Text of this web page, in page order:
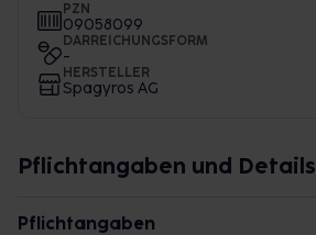
PZN
09058099
DARREICHUNGSFORM
-
HERSTELLER
Spagyros AG
Pflichtangaben und Details
Pflichtangaben